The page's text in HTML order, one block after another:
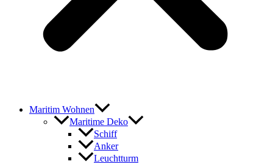
Maritim Wohnen
Maritime Deko
Schiff
Anker
Leuchtturm